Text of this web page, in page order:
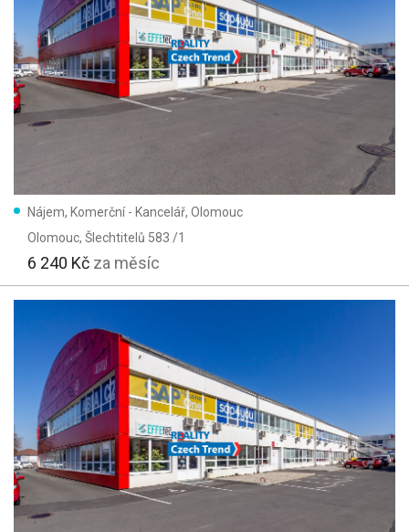
Nájem, Komerční - Kancelář, Olomouc
Olomouc, Šlechtitelů 583 /1
6 240 Kč za měsíc